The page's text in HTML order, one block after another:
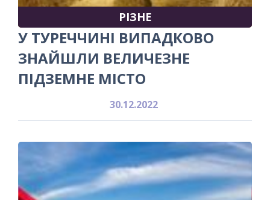
РІЗНЕ
У ТУРЕЧЧИНІ ВИПАДКОВО
ЗНАЙШЛИ ВЕЛИЧЕЗНЕ
ПІДЗЕМНЕ МІСТО
30.12.2022